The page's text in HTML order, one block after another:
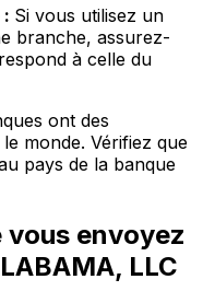
: Si vous utilisez un
branche, assurez-
à celle du
ont des
monde. Vérifiez que
pays de la banque
vous envoyez
LLC